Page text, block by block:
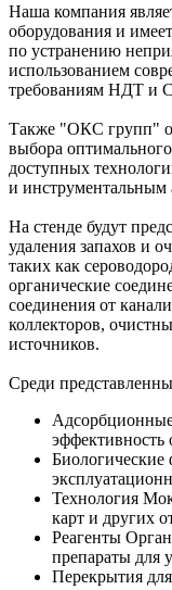
Наша компания
оборудования и
по устранению
использованием
требованиям НДТ и
Также "ОКС групп"
выбора
доступных
и инструментальным
На стенде будут
удаления запахов и
таких как
органические
соединения от
коллекторов,
источников.
Среди
эффективность
Биологические
Технология
карт и других
Реагенты
препараты для
Перекрытия